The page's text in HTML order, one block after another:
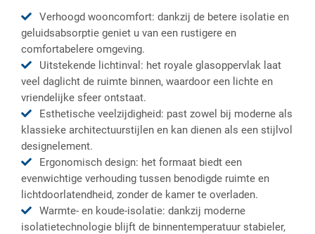
Verhoogd wooncomfort: dankzij de betere isolatie en
geluidsabsorptie geniet u van een rustigere en
comfortabelere omgeving.
Uitstekende lichtinval: het royale glasoppervlak laat
veel daglicht de ruimte binnen, waardoor een lichte en
vriendelijke sfeer ontstaat.
Esthetische veelzijdigheid: past zowel bij moderne als
klassieke architectuurstijlen en kan dienen als een stijlvol
designelement.
Ergonomisch design: het formaat biedt een
evenwichtige verhouding tussen benodigde ruimte en
lichtdoorlatendheid, zonder de kamer te overladen.
Warmte- en koude-isolatie: dankzij moderne
isolatietechnologie blijft de binnentemperatuur stabieler,